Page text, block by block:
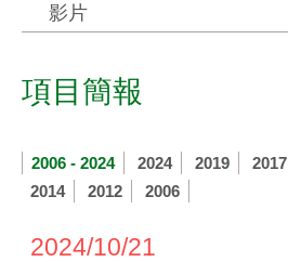
影片
項目簡報
2006 - 2024 2024 2019 2017
2014
2012 2006
2024/10/21